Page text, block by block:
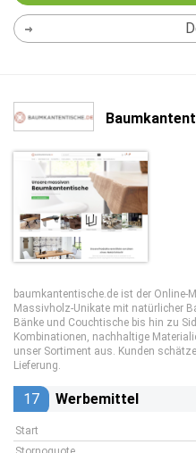
baumkantentische.de ist der
Massivholz‑Unikate mit natürlicher
Bänke und Couchtische bis hin zu
Kombinationen, nachhaltige
unser Sortiment aus. Kunden
Lieferung.
17 Werbemittel
Start